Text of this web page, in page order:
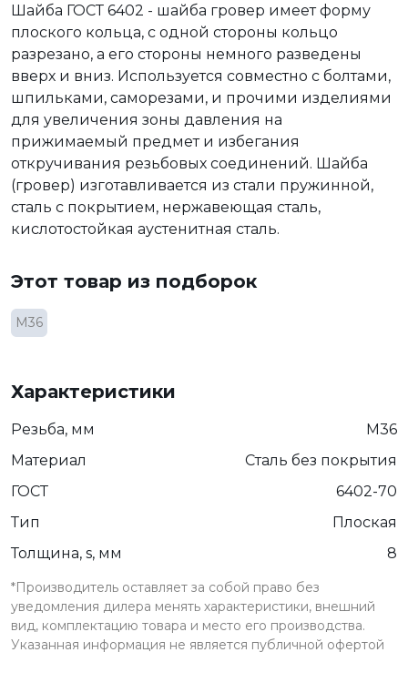
Шайба ГОСТ 6402 - шайба гровер имеет форму
плоского кольца, с одной стороны кольцо
разрезано, а его стороны немного разведены
вверх и вниз. Используется совместно с болтами,
шпильками, саморезами, и прочими изделиями
для увеличения зоны давления на
прижимаемый предмет и избегания
откручивания резьбовых соединений. Шайба
(гровер) изготавливается из стали пружинной,
сталь с покрытием, нержавеющая сталь,
кислотостойкая аустенитная сталь.
Этот товар из подборок
М36
Характеристики
Резьба, мм
М36
Материал
Сталь без покрытия
ГОСТ
6402-70
Тип
Плоская
Толщина, s, мм
8
*Производитель оставляет за собой право без
уведомления дилера менять характеристики, внешний
вид, комплектацию товара и место его производства.
Указанная информация не является публичной офертой